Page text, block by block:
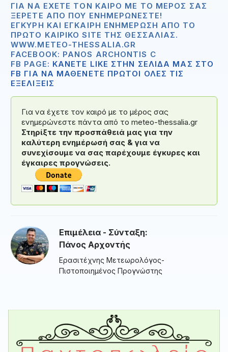
ΓΙΑ ΝΑ ΈΧΕΤΕ ΤΟΝ ΚΑΙΡΌ ΜΕ ΤΟ ΜΈΡΟΣ ΣΑΣ
ΞΈΡΕΤΕ ΑΠΟ ΠΟΥ ΕΝΗΜΕΡΏΝΕΣΤΕ!
ΈΓΚΥΡΗ ΚΑΙ ΈΓΚΑΙΡΗ ΕΝΗΜΈΡΩΣΗ ΑΠΟ ΤΟ
ΠΡΏΤΟ ΚΑΙΡΙΚΌ SITE ΤΗΣ ΘΕΣΣΑΛΊΑΣ.
WWW.METEO-THESSALIA.GR
FACEBOOK: PANOS ARCHONTIS C
FB PAGE: ΚΑΝΕΤΕ LIKE ΣΤΗΝ ΣΕΛΙΔΑ ΜΑΣ ΣΤΟ
FB ΓΙΑ ΝΑ ΜΑΘΕΝΕΤΕ ΠΡΩΤΟΙ ΟΛΕΣ ΤΙΣ
ΕΞΕΛΙΞΕΙΣ
Για να έχετε τον καιρό με το μέρος σας
ενημερώνεστε πάντα από το meteo-thessalia.gr
Στηρίξτε την προσπάθειά μας για την
καλύτερη ενημέρωσή σας & για να
συνεχίσουμε να σας παρέχουμε έγκυρες και
έγκαιρες προγνώσεις.
Επιμέλεια - Σύνταξη:
Πάνος Αρχοντής
Ερασιτέχνης Μετεωρολόγος-
Πιστοποιημένος Προγνώστης